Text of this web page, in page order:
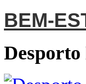
BEM-